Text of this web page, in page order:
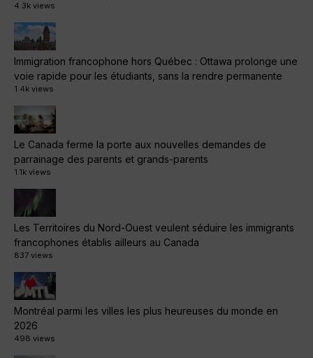
4.3k views
Immigration francophone hors Québec : Ottawa prolonge une
voie rapide pour les étudiants, sans la rendre permanente
1.4k views
Le Canada ferme la porte aux nouvelles demandes de
parrainage des parents et grands-parents
1.1k views
Les Territoires du Nord-Ouest veulent séduire les immigrants
francophones établis ailleurs au Canada
837 views
Montréal parmi les villes les plus heureuses du monde en
2026
498 views